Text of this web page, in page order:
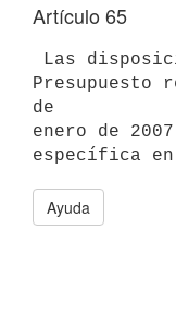
Artículo 65
de
enero de
Ayuda